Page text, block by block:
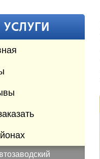
УСЛУГИ